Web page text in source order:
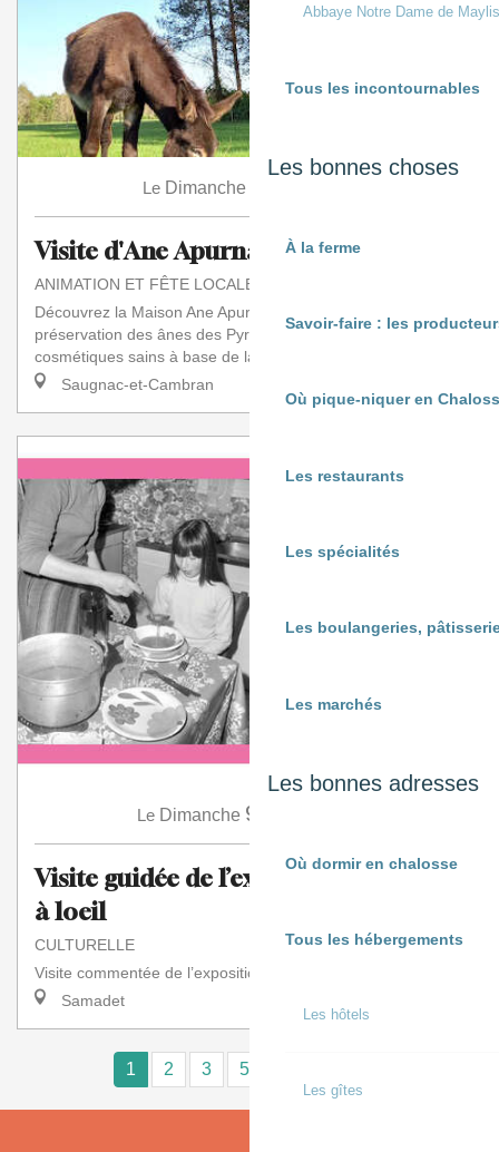
Abbaye Notre Dame de Maylis
Tous les incontournables
Les bonnes choses
À la ferme
Savoir-faire : les
Où pique-niquer en
Les restaurants
Les spécialités
Les boulangeries,
Les marchés
Les bonnes adresses
Où dormir en chalosse
Tous les hébergements
Les hôtels
Les gîtes
Le Dimanche
Visite d'Ane Apurna
ANIMATION ET FÊTE LOCALE
Découvrez la Maison Ane Apurna : un lieu unique dédié à la
préservation des ânes des Pyrénées et à la fabrication de
cosmétiques sains à base de lait...
Saugnac-et-Cambran
Le Dimanche 9
Visite guidée de l’exposition Manger
à loeil
CULTURELLE
Visite commentée de l’exposition " Mangerà l'œil"
Samadet
1 2 3 5+